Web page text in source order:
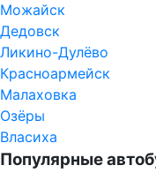
Можайск
Дедовск
Ликино-Дулёво
Красноармейск
Малаховка
Озёры
Власиха
Популярные